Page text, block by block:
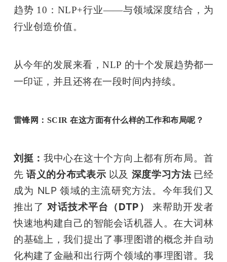
趋势 10：NLP+行业——与领域深度结合，为
行业创造价值。
从今年的发展来看，NLP 的十个发展趋势都一
一印证，并且还将在一段时间内持续。
雷锋网：SCIR 在这方面有什么样的工作和布局呢？
刘挺：我中心在这十个方向上都有所布局。首
先 语义的分布式表示 以及 深度学习方法 已经
成为 NLP 领域的主流研究方法。今年我们又
推出了 对话技术平台（DTP）
来帮助开发者
快速地构建自己的智能会话机器人。在大词林
的基础上，我们提出了事理图谱的概念并自动
化构建了金融和出行两个领域的事理图谱。我